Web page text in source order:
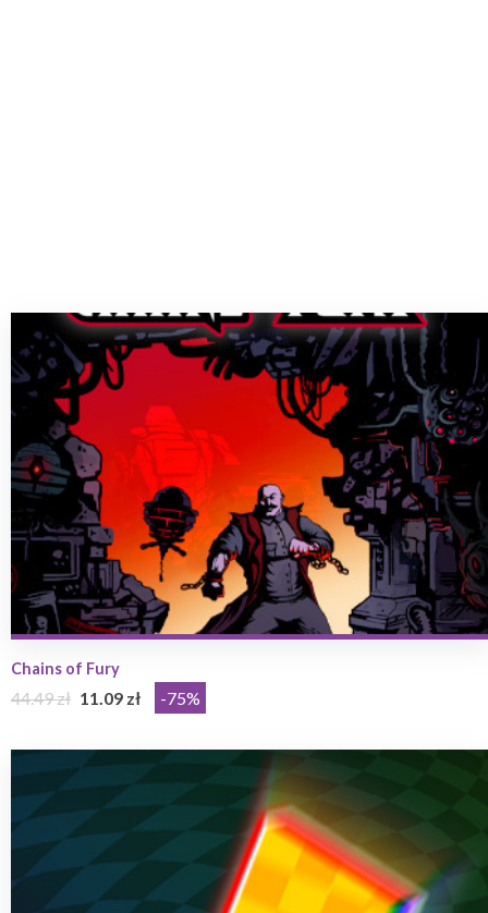
Chains of Fury
44.49 zł 11.09 zł -75%